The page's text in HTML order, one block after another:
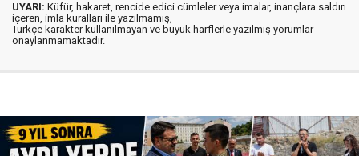
UYARI: Küfür, hakaret, rencide edici cümleler veya imalar, inançlara saldırı
içeren, imla kuralları ile yazılmamış,
Türkçe karakter kullanılmayan ve büyük harflerle yazılmış yorumlar
onaylanmamaktadır.